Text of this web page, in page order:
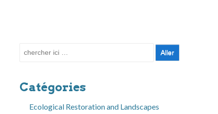
Recherche
Catégories
Ecological Restoration and Landscapes